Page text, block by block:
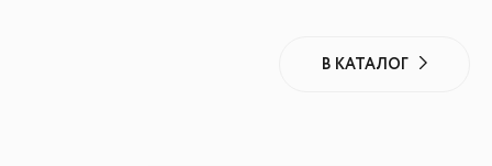
В КАТАЛОГ